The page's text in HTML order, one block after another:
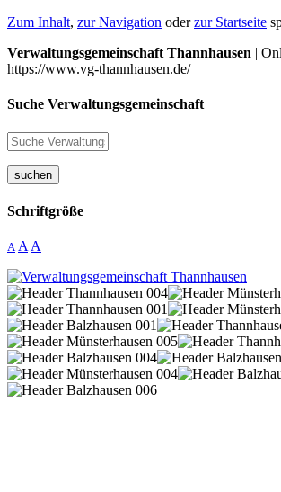
Zum Inhalt, zur Navigation oderzur Startseite
Verwaltungsgemeinschaft Thannhausen |
https://www.vg-thannhausen.de/
Suche Verwaltungsgemeinschaft
suchen
Schriftgröße
A A A